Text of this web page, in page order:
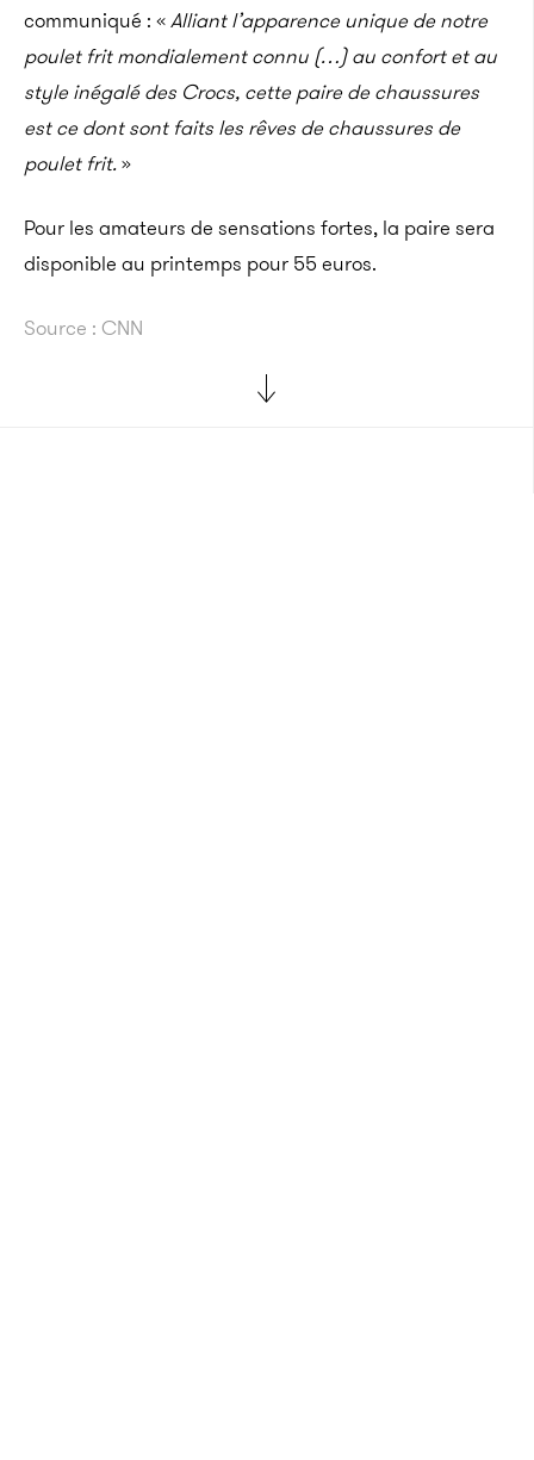
communiqué : «Alliant l’apparence unique de notre
poulet frit mondialement connu (…) au confort et au
style inégalé des Crocs, cette paire de chaussures
est ce dont sont faits les rêves de chaussures de
poulet frit.»
Pour les amateurs de sensations fortes, la paire sera
disponible au printemps pour 55 euros.
Source : CNN